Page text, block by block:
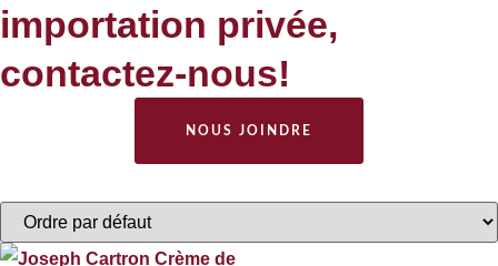
importation privée,
contactez-nous!
NOUS JOINDRE